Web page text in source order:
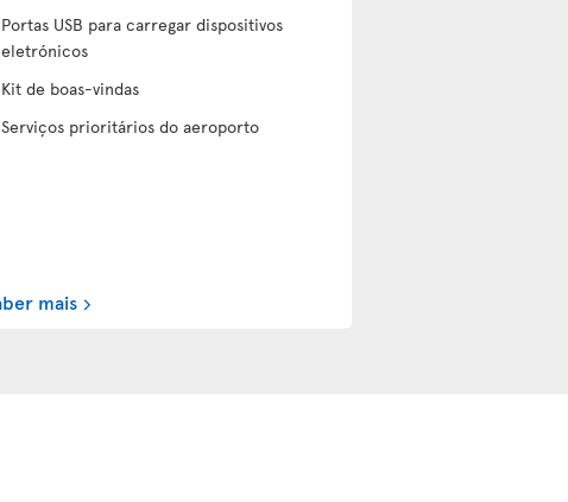
Portas USB para carregar dispositivos
eletrónicos
Kit de boas-vindas
Serviços prioritários do aeroporto
mais